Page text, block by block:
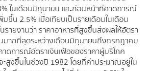
ในเดือนมิถุนายน และก่อนหน้าที่คาดการณ์
ขึ้น 2.5% เมื่อเทียบเป็นรายเดือนในเดือน
รายงานว่า ราคาอาหารที่สูงขึ้นส่งผลให้อัตรา
มากที่สุดระหว่างเดือนมิถุนายนถึงกรกฎาคม
าดการณ์อัตราเงินเฟ้อของราคาผู้บริโภค
ะสูงขึ้นในช่วงปี 1982 โดยที่ค่าประมาณอยู่ใน